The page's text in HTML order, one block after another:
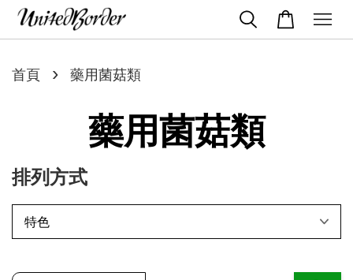
首頁 › 藥用菌菇類
藥用菌菇類
排列方式